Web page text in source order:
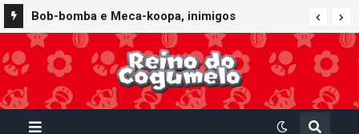
Bob-bomba e Meca-koopa, inimigos
"mecânicos" de Super Mario, viram brinquedos
de corda no Super Nintendo World